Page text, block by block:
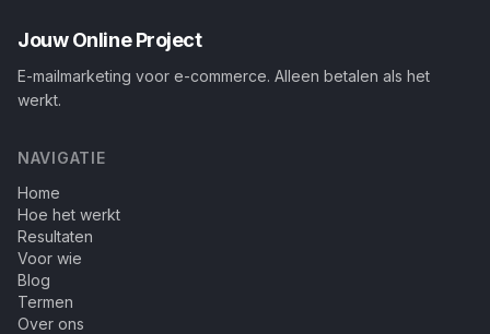
Jouw Online Project
E-mailmarketing voor e-commerce. Alleen betalen als het
werkt.
NAVIGATIE
Home
Hoe het werkt
Resultaten
Voor wie
Blog
Termen
Over ons